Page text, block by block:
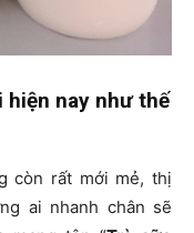
nay như thế
còn rất mới mẻ, thị
ai nhanh chân sẽ